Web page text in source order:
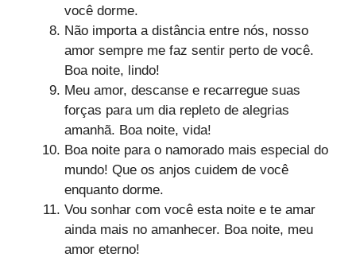
você dorme.
Não importa a distância entre nós, nosso
amor sempre me faz sentir perto de você.
Boa noite, lindo!
Meu amor, descanse e recarregue suas
forças para um dia repleto de alegrias
amanhã. Boa noite, vida!
Boa noite para o namorado mais especial do
mundo! Que os anjos cuidem de você
enquanto dorme.
Vou sonhar com você esta noite e te amar
ainda mais no amanhecer. Boa noite, meu
amor eterno!